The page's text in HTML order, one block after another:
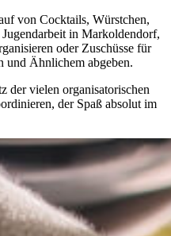
von Cocktails, Würstchen,
in Markoldendorf,
oder Zuschüsse für
und Ähnlichem abgeben.
der vielen organisatorischen
der Spaß absolut im